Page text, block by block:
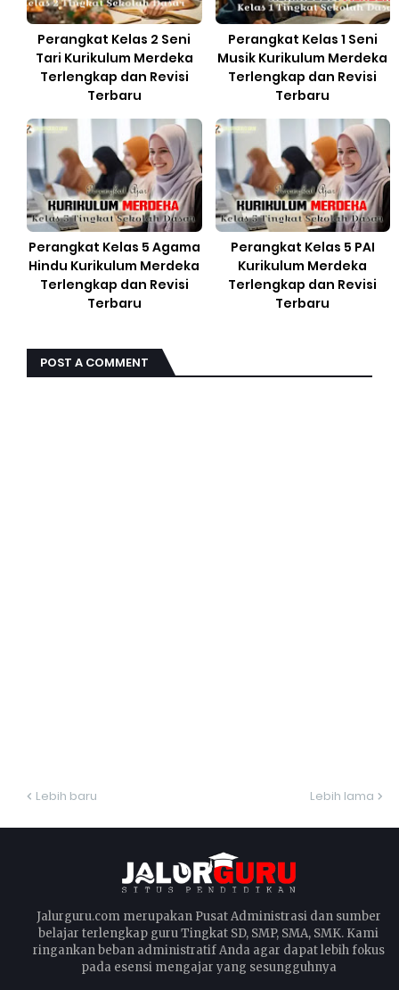
Perangkat Kelas 2 Seni
Tari Kurikulum Merdeka
Terlengkap dan Revisi
Terbaru
Perangkat Kelas 1 Seni
Musik Kurikulum Merdeka
Terlengkap dan Revisi
Terbaru
Perangkat Kelas 5 Agama
Hindu Kurikulum Merdeka
Terlengkap dan Revisi
Terbaru
Perangkat Kelas 5 PAI
Kurikulum Merdeka
Terlengkap dan Revisi
Terbaru
POST A COMMENT
Lebih baru Lebih lama
Jalurguru.com merupakan Pusat Administrasi dan sumber
belajar terlengkap guru Tingkat SD, SMP, SMA, SMK. Kami
ringankan beban administratif Anda agar dapat lebih fokus
pada esensi mengajar yang sesungguhnya